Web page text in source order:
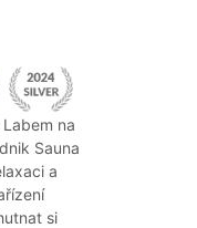
na
Sauna
a
si